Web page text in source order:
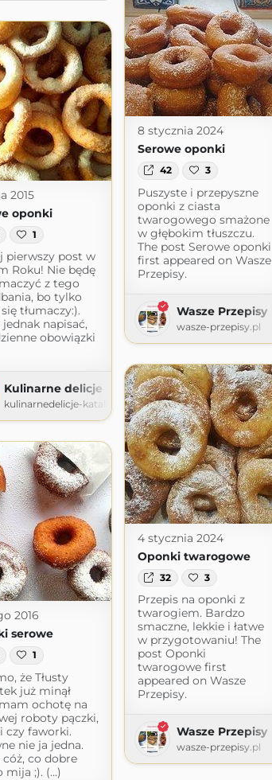
8 stycznia 2024
Serowe oponki
42 3
Puszyste i przepyszne
oponki z ciasta
twarogowego smażone
w głębokim tłuszczu.
The post Serowe oponki
first appeared on Wasze
Przepisy.
Wasze Przepisy
wasze-przepisy.pl
2015
oponki
1
pierwszy post w
Roku! Nie będę
z tego
bo tylko
tłumaczy:).
jednak napisać,
obowiązki
Kulinarne delicje
kulinarnedelicje-katalina.blogspot.com
4 stycznia 2024
Oponki twarogowe
32 3
Przepis na oponki z
twarogiem. Bardzo
smaczne, lekkie i łatwe
w przygotowaniu! The
post Oponki
twarogowe first
appeared on Wasze
Przepisy.
Wasze Przepisy
wasze-przepisy.pl
2016
serowe
1
że Tłusty
już minął
ochotę na
roboty pączki,
czy faworki.
nie ja jedna.
cóż, co dobre
mija ;). (...)